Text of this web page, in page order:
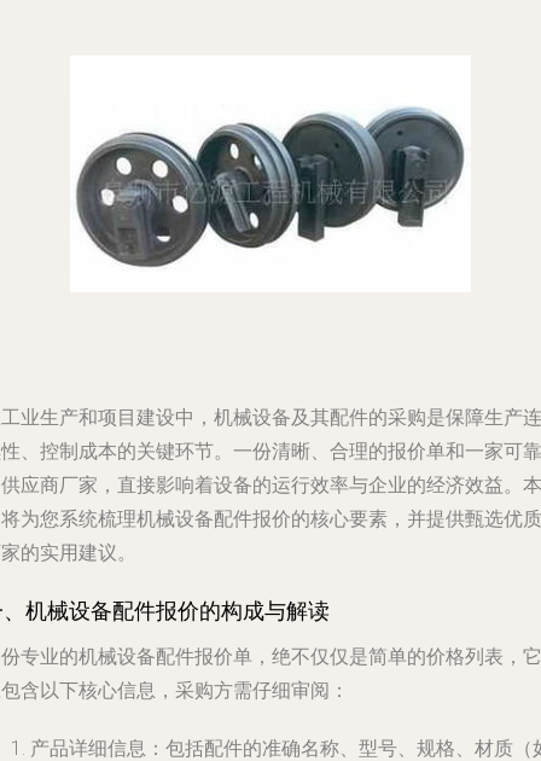
业生产和项目建设中，机械设备及其配件的采购是保障生产连
、控制成本的关键环节。一份清晰、合理的报价单和一家可靠
应商厂家，直接影响着设备的运行效率与企业的经济效益。本
为您系统梳理机械设备配件报价的核心要素，并提供甄选优质
的实用建议。
机械设备配件报价的构成与解读
专业的机械设备配件报价单，绝不仅仅是简单的价格列表，它
含以下核心信息，采购方需仔细审阅：
产品详细信息 ：包括配件的准确名称、型号、规格、材质（